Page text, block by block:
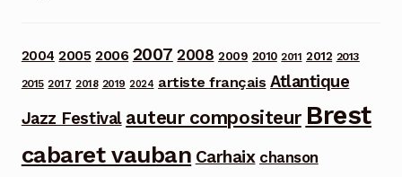
2004 2005 2006 2007 2008 2009 2010 2011 2012 2013
2015 2017 2018 2019 2024 artiste français Atlantique
Jazz Festival auteur compositeur Brest
cabaret vauban Carhaix chanson